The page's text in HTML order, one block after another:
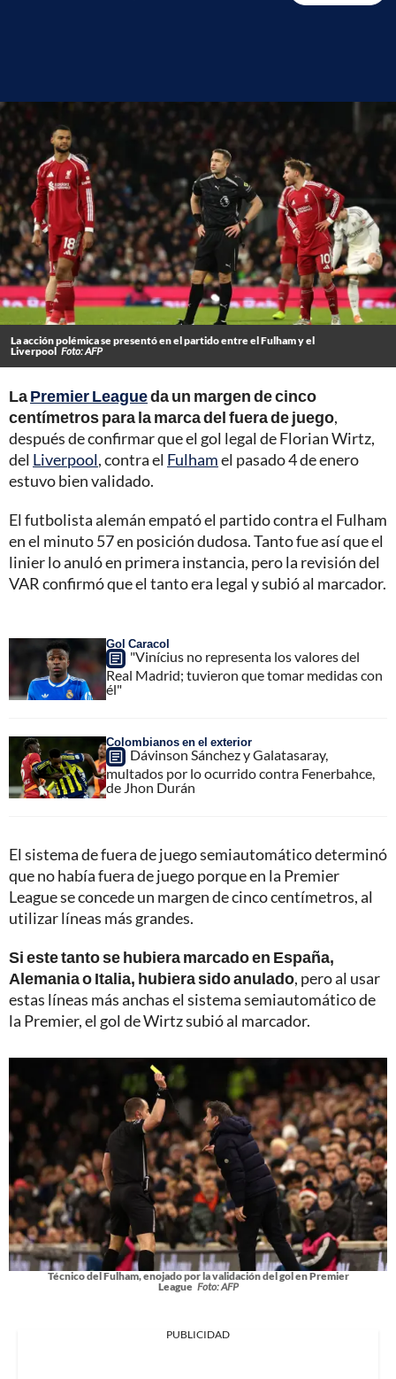
La acción polémica se presentó en el partido entre el Fulham y el
Liverpool Foto: AFP
LaPremier Leagueda un margen de cinco
centímetros para la marca del fuera de juego,
después de confirmar que el gol legal de Florian Wirtz,
del Liverpool, contra el Fulhamel pasado 4 de enero
estuvo bien validado.
El futbolista alemán empató el partido contra el Fulham
en el minuto 57 en posición dudosa. Tanto fue así que el
linier lo anuló en primera instancia, pero la revisión del
VAR confirmó que el tanto era legal y subió al marcador.
Gol Caracol
"Vinícius no representa los valores del
Real Madrid; tuvieron que tomar medidas con
él"
Colombianos en el exterior
Dávinson Sánchez y Galatasaray,
multados por lo ocurrido contra Fenerbahce,
de Jhon Durán
El sistema de fuera de juego semiautomático determinó
que no había fuera de juego porque en la Premier
League se concede un margen de cinco centímetros, al
utilizar líneas más grandes.
Si este tanto se hubiera marcado en España,
Alemania o Italia, hubiera sido anulado, pero al usar
estas líneas más anchas el sistema semiautomático de
la Premier, el gol de Wirtz subió al marcador.
Técnico del Fulham, enojado por la validación del gol en Premier
League Foto: AFP
PUBLICIDAD